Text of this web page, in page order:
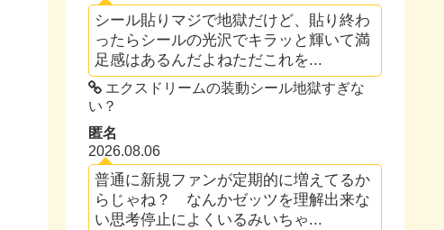
シール貼りマジで地獄だけど、貼り終わ
ったらシールの光沢でキラッと輝いて満
足感はあるんだよねただこれを...
エクスドリームの装動シール地獄すぎな
い？
匿名
2026.08.06
普通に新規ファンが定期的に増えてるか
らじゃね？ なんかゼッツを理解出来な
い思考停止によくいるみいちゃ...